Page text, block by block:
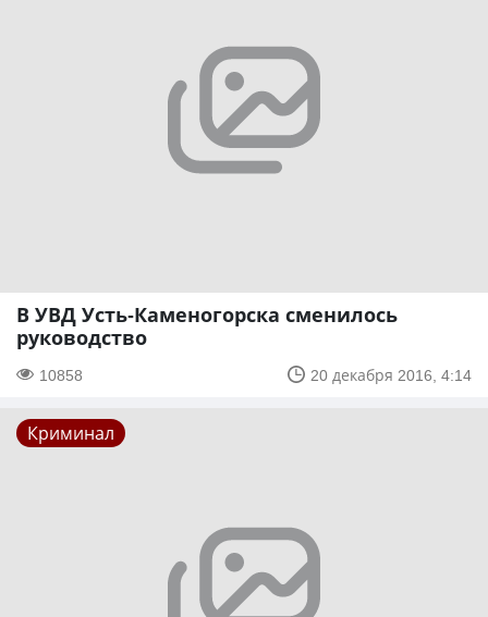
В УВД Усть-Каменогорска сменилось
руководство
10858 20 декабря 2016, 4:14
Криминал